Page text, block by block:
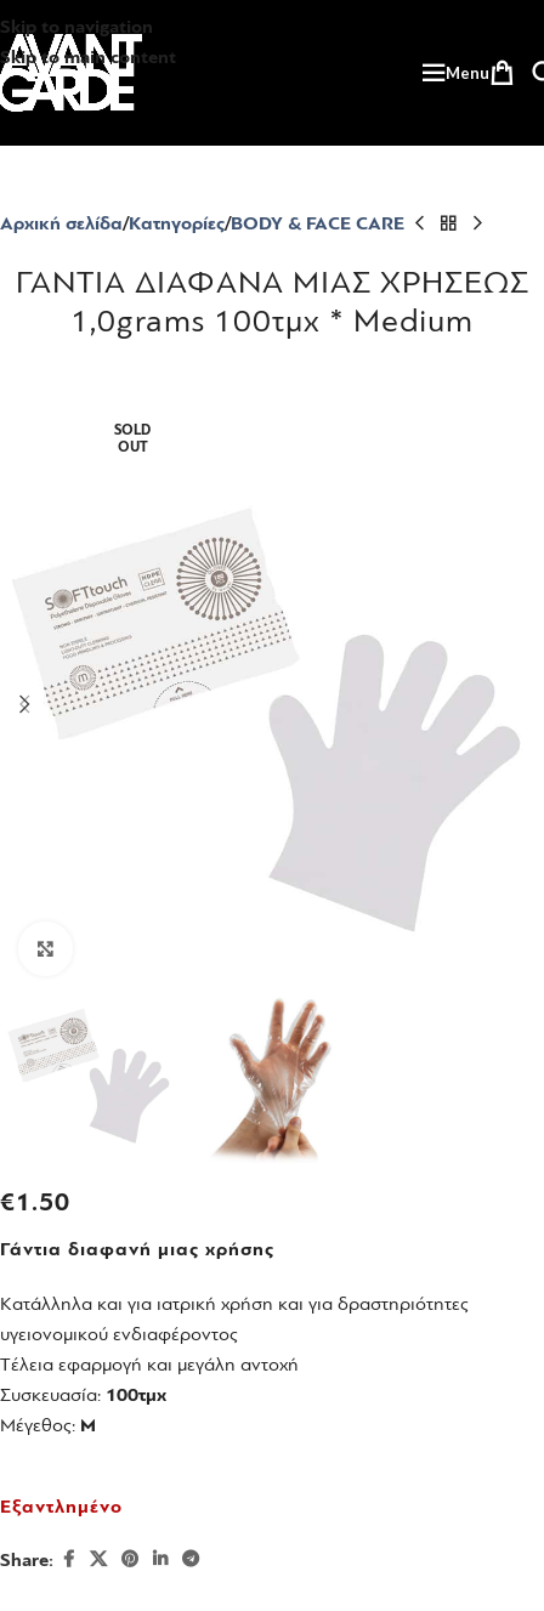
Skip to navigation
Skip to main content
Menu
Αρχική σελίδα Κατηγορίες BODY & FACE CARE
ΓΑΝΤΙΑ ΔΙΑΦΑΝΑ ΜΙΑΣ ΧΡΗΣΕΩΣ
1,0grams 100τμχ * Medium
SOLD
OUT
€1.50
Γάντια διαφανή μιας χρήσης
Kατάλληλα και για ιατρική χρήση και για δραστηριότητες
υγειονομικού ενδιαφέροντος
Tέλεια εφαρμογή και μεγάλη αντοχή
Συσκευασία: 100τμχ
Μέγεθος: M
Εξαντλημένο
Share: